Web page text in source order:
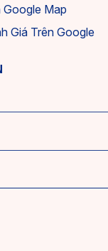
Map
Giá Trên Google